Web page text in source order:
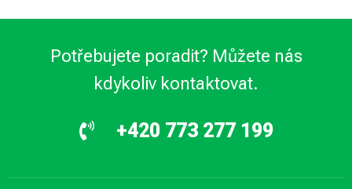
Potřebujete poradit? Můžete nás
kdykoliv kontaktovat.
 +420 773 277 199